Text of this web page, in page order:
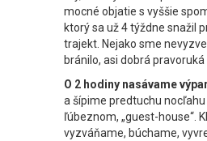
mocné objatie s vyššie
ktorý sa už 4 týždne snažil
trajekt. Nejako sme
bránilo, asi dobrá pravoruká
O 2 hodiny nasávame
a šípime predtuchu
ľúbeznom, „guest-house“.
vyzváňame, búchame,